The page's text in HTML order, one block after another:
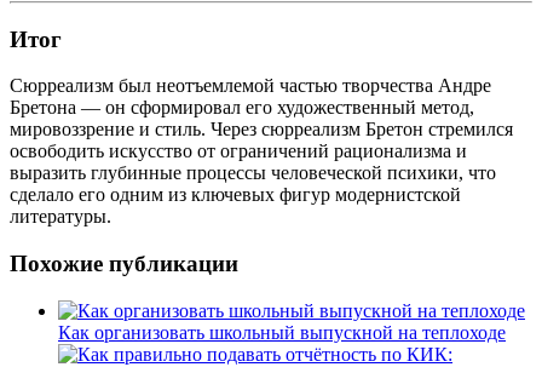
Итог
Сюрреализм был неотъемлемой частью творчества Андре
Бретона — он сформировал его художественный метод,
мировоззрение и стиль. Через сюрреализм Бретон стремился
освободить искусство от ограничений рационализма и
выразить глубинные процессы человеческой психики, что
сделало его одним из ключевых фигур модернистской
литературы.
Похожие публикации
Как организовать школьный выпускной на теплоходе